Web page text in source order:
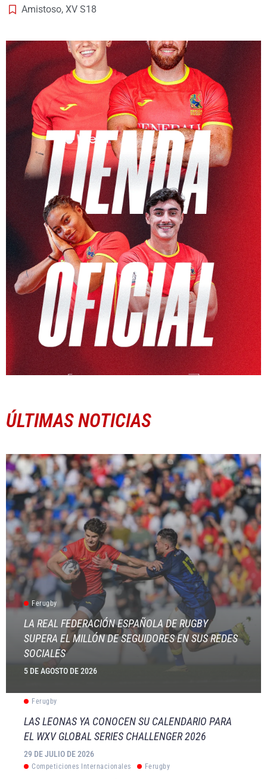
Amistoso, XV S18
ÚLTIMAS NOTICIAS
Ferugby
LA REAL FEDERACIÓN ESPAÑOLA DE RUGBY
SUPERA EL MILLÓN DE SEGUIDORES EN SUS REDES
SOCIALES
5 DE AGOSTO DE 2026
Ferugby
LAS LEONAS YA CONOCEN SU CALENDARIO PARA
EL WXV GLOBAL SERIES CHALLENGER 2026
29 DE JULIO DE 2026
Competiciones Internacionales Ferugby